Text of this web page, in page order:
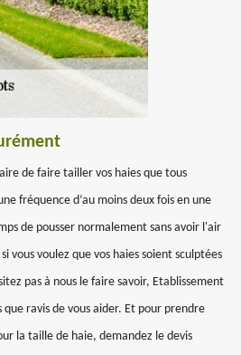
de faire tailler vos haies que tous
fréquence d’au moins deux fois en une
de pousser normalement sans avoir l'air
vous voulez que vos haies soient sculptées
pas à nous le faire savoir, Etablissement
que ravis de vous aider. Et pour prendre
la taille de haie, demandez le devis